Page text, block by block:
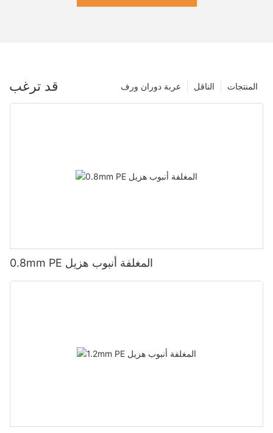
قد ترغب المنتجات الناقل عربة دوران ورف
0.8mm PE المغلفة أنبوب هزيل